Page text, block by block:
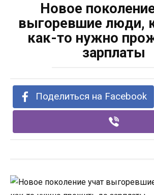
Новое
выгоревшие люди,
как-то нужно
зарплаты
Поделиться на Facebook